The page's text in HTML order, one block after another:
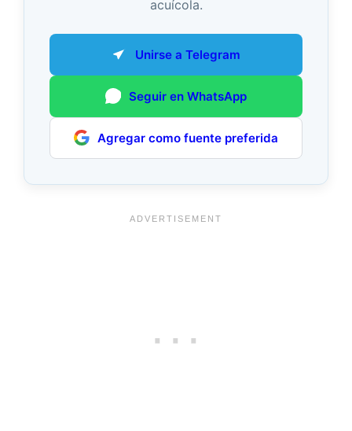
acuícola.
Unirse a Telegram
Seguir en WhatsApp
Agregar como fuente preferida